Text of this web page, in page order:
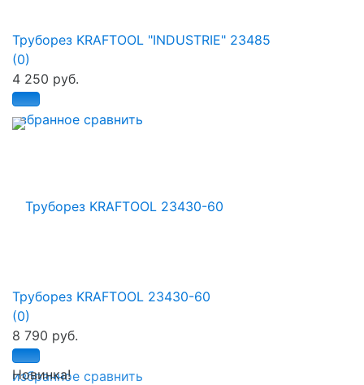
избранное сравнить
Труборез KRAFTOOL "INDUSTRIE" 23485
(0)
4 250 руб.
избранное сравнить
Труборез KRAFTOOL 23430-60
(0)
8 790 руб.
Новинка!